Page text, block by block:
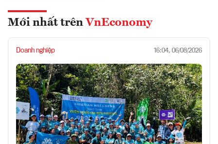
Mới nhất trên VnEconomy
Doanh nghiệp 16:04, 06/08/2026